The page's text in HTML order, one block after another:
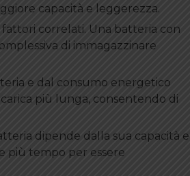
capacità e leggerezza.
correlati. Una batteria con
di immagazzinare
e dal consumo energetico
più lunga, consentendo di
dipende dalla sua capacità e
più tempo per essere